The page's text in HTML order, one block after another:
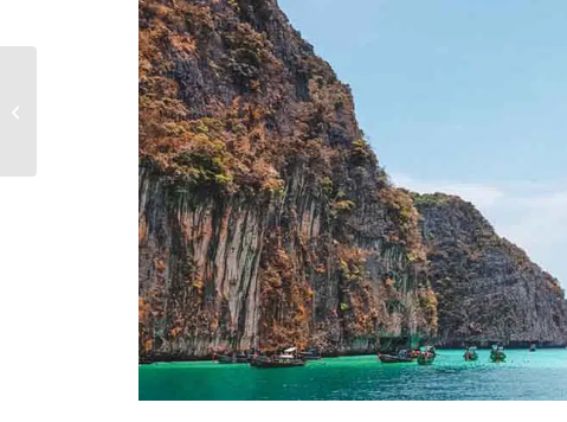
La Thaïlande à la
rencontre des papilles
gustatives : 6 plats de